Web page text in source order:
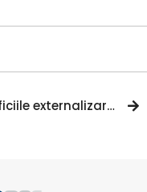
Beneficiile externalizarii serviciilor de mediu catre AUDITECO